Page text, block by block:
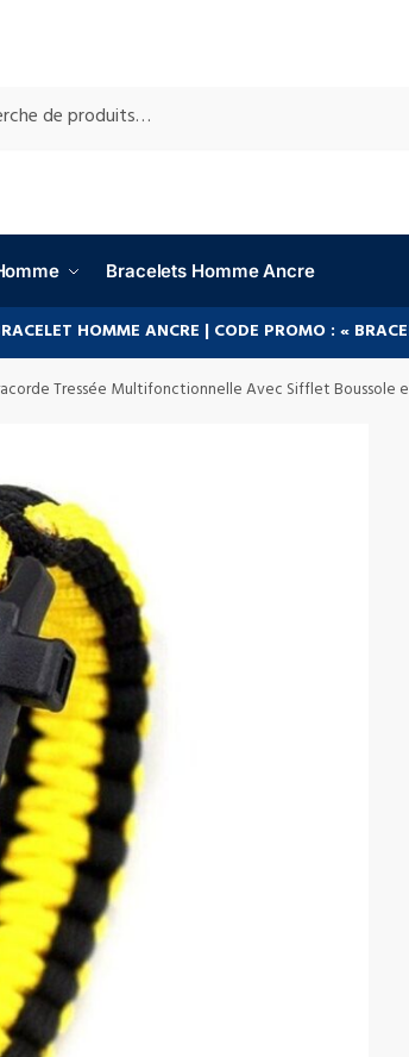
Bracelets Homme Ancre
HOMME ANCRE | CODE PROMO : «
Tressée Multifonctionnelle Avec Sifflet Boussole